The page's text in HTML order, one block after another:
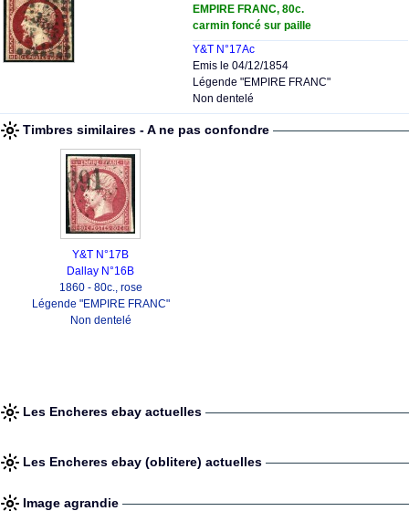
EMPIRE FRANC, 80c.
carmin foncé sur paille
Y&T N°17Ac
Emis le 04/12/1854
Légende "EMPIRE FRANC"
Non dentelé
Timbres similaires - A ne pas confondre
Y&T N°17B
Dallay N°16B
1860 - 80c., rose
Légende "EMPIRE FRANC"
Non dentelé
Les Encheres ebay actuelles
Les Encheres ebay (oblitere) actuelles
Image agrandie